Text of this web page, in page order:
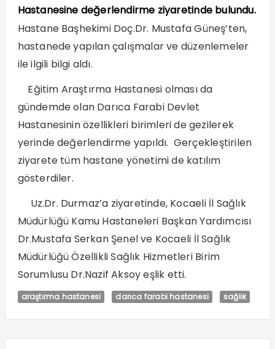
Hastanesine değerlendirme ziyaretinde bulundu.
Hastane Başhekimi Doç.Dr. Mustafa Güneş’ten,
hastanede yapılan çalışmalar ve düzenlemeler
ile ilgili bilgi aldı.
Eğitim Araştırma Hastanesi olması da
gündemde olan Darıca Farabi Devlet
Hastanesinin özellikleri birimleri de gezilerek
yerinde değerlendirme yapıldı. Gerçekleştirilen
ziyarete tüm hastane yönetimi de katılım
gösterdiler.
Uz.Dr. Durmaz’a ziyaretinde, Kocaeli İl Sağlık
Müdürlüğü Kamu Hastaneleri Başkan Yardımcısı
Dr.Mustafa Serkan Şenel ve Kocaeli İl Sağlık
Müdürlüğü Özellikli Sağlık Hizmetleri Birim
Sorumlusu Dr.Nazif Aksoy eşlik etti.
araştırma hastanesi darıca farabi hastanesi sağlık